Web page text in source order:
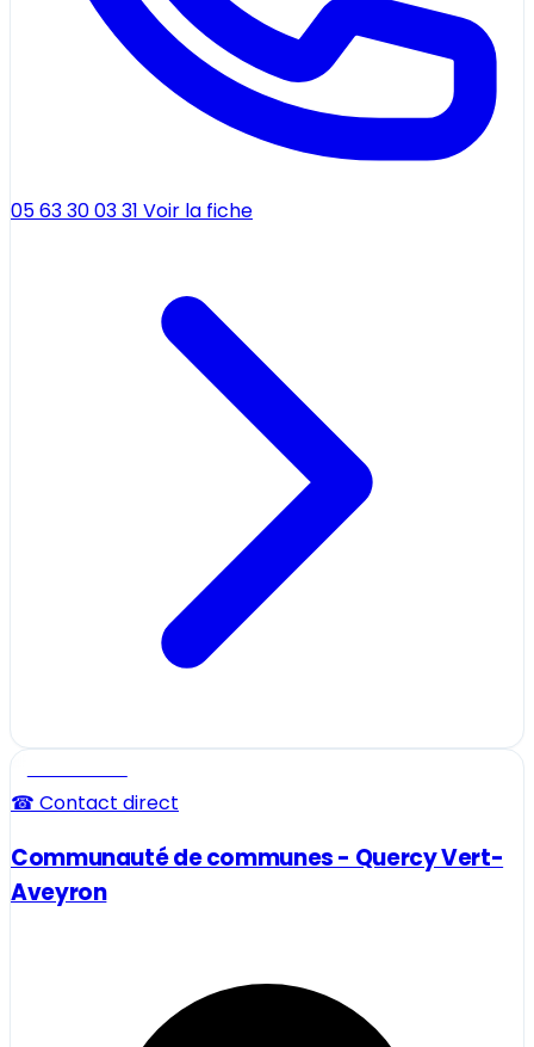
05 63 30 03 31 Voir la fiche
☎ Contact direct
Communauté de communes - Quercy Vert-
Aveyron